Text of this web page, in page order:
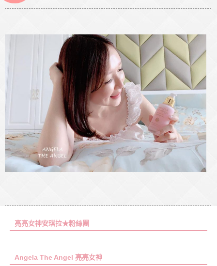
亮亮女神安琪拉★粉絲團
Angela The Angel 亮亮女神